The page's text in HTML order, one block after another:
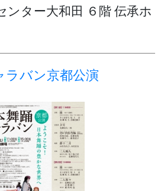
ンター大和田 ６階 伝承ホ
ラバン京都公演